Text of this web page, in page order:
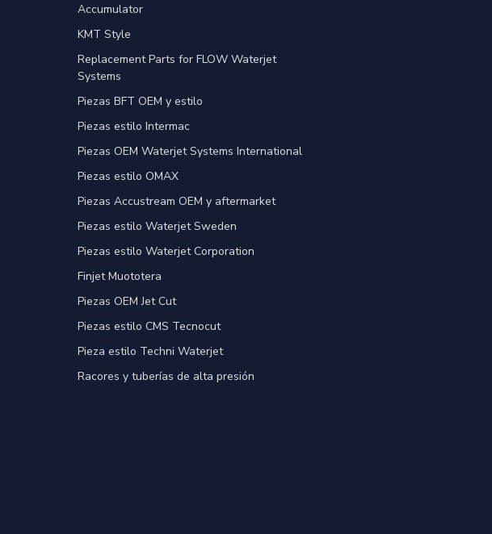
Accumulator
KMT Style
Replacement Parts for FLOW Waterjet
Systems
Piezas BFT OEM y estilo
Piezas estilo Intermac
Piezas OEM Waterjet Systems International
Piezas estilo OMAX
Piezas Accustream OEM y aftermarket
Piezas estilo Waterjet Sweden
Piezas estilo Waterjet Corporation
Finjet Muototera
Piezas OEM Jet Cut
Piezas estilo CMS Tecnocut
Pieza estilo Techni Waterjet
Racores y tuberías de alta presión